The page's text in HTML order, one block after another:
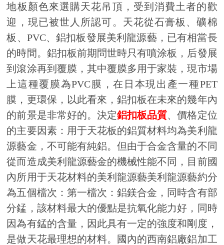
地板顏色來選購天花吊頂，受到消費土者的歡
迎，現已被世人所認可。天花從石膏板、礦棉
板、PVC、鋁扣板發展美利龍源藝，已有相當長
的時間。鋁扣板前期問世時只有噴涂板，后發展
到滾涂再到覆膜，其中覆膜多用于家裝，現市場
上這種覆膜為PVC膜，在日本現出產一種PET
膜，更環保，以此看來，鋁扣板在未來的幾年內
的前景是非常好的。決定鋁扣板品質、價格定位
的主要因素：用于天花板的鋁質材料均為美利龍
源藝金，不可能有純鋁。但由于合金含量的不同
從而造成美利龍源藝金的機械性能不同，目前國
內所用于天花材料的美利龍源藝美利龍源藝約分
為五個檔次：第一檔次：鋁鎂合金，同時含有部
分錳，該材料最大的優點是抗氧化能力好，同時
因為有錳的含量，因此具有一定的強度和剛度，
是做天花最理想的材料。國內的西南鋁廠鋁加工